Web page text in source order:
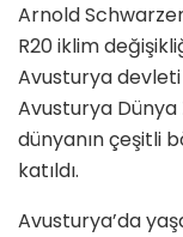
Arnold
R20 iklim
Avusturya devleti
Avusturya Dünya
dünyanın çeşitli
katıldı.
Avusturya’da